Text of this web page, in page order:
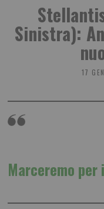
Sinistra):
17
Marceremo